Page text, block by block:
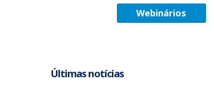
Webinários
Últimas notícias